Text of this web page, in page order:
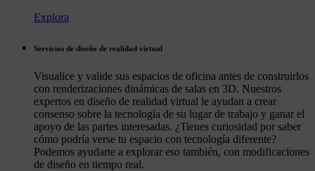
Explora
Servicios de diseño de realidad virtual
Visualice y valide sus espacios de oficina antes de construirlos
con renderizaciones dinámicas de salas en 3D. Nuestros
expertos en diseño de realidad virtual le ayudan a crear
consenso sobre la tecnología de su lugar de trabajo y ganar el
apoyo de las partes interesadas. ¿Tienes curiosidad por saber
cómo podría verse tu espacio con tecnología diferente?
Podemos ayudarte a explorar eso también, con modificaciones
de diseño en tiempo real.